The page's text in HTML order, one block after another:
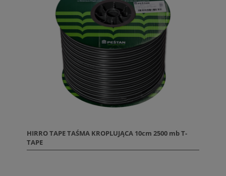
HIRRO TAPE TAŚMA KROPLUJĄCA 10cm 2500 mb T-
TAPE